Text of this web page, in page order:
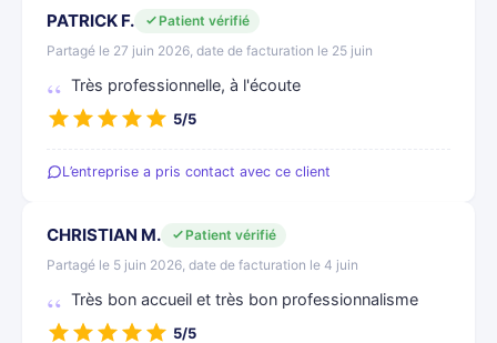
PATRICK F.
Patient vérifié
Partagé le 27 juin 2026, date de facturation le 25 juin
Très professionnelle, à l'écoute
5/5
L’entreprise a pris contact avec ce client
CHRISTIAN M.
Patient vérifié
Partagé le 5 juin 2026, date de facturation le 4 juin
Très bon accueil et très bon professionnalisme
5/5